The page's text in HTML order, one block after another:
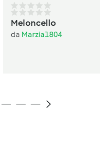
Meloncello
da Marzia1804